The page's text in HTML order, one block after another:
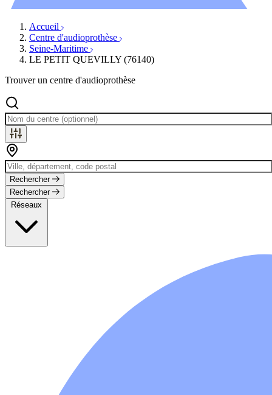
Accueil
Centre d'audioprothèse
Seine-Maritime
LE PETIT QUEVILLY (76140)
Trouver un centre d'audioprothèse
Rechercher
Rechercher
Réseaux